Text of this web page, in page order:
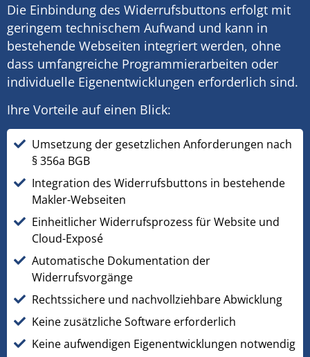
Die Einbindung des Widerrufsbuttons erfolgt mit
geringem technischem Aufwand und kann in
bestehende Webseiten integriert werden, ohne
dass umfangreiche Programmierarbeiten oder
individuelle Eigenentwicklungen erforderlich sind.
Ihre Vorteile auf einen Blick:
Umsetzung der gesetzlichen Anforderungen nach
§ 356a BGB
Integration des Widerrufsbuttons in bestehende
Makler-Webseiten
Einheitlicher Widerrufsprozess für Website und
Cloud-Exposé
Automatische Dokumentation der
Widerrufsvorgänge
Rechtssichere und nachvollziehbare Abwicklung
Keine zusätzliche Software erforderlich
Keine aufwendigen Eigenentwicklungen notwendig